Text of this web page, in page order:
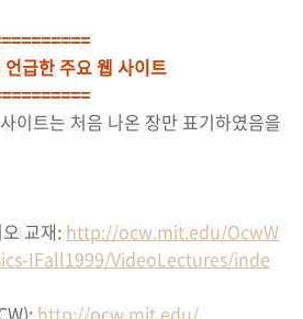
급한 주요 웹 사이트
이트는 처음 나온 장만 표기하였음을
교재: http://ocw.mit.edu/OcwW
IFall1999/VideoLectures/inde